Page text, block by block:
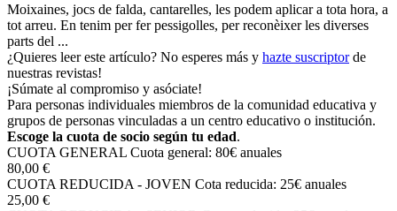
Moixaines, jocs de falda, cantarelles, les podem aplicar a tota hora, a
tot arreu. En tenim per fer pessigolles, per reconèixer les diverses
parts del ...
¿Quieres leer este artículo? No esperes más y hazte suscriptor de
nuestras revistas!
¡Súmate al compromiso y asóciate!
Para personas individuales miembros de la comunidad educativa y
grupos de personas vinculadas a un centro educativo o institución.
Escoge la cuota de socio según tu edad.
CUOTA GENERAL Cuota general: 80€ anuales
80,00 €
CUOTA REDUCIDA - JOVEN Cota reducida: 25€ anuales
25,00 €